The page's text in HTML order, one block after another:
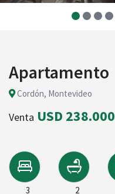
Apartamento
Cordón, Montevideo
Venta USD 238.000
3 2